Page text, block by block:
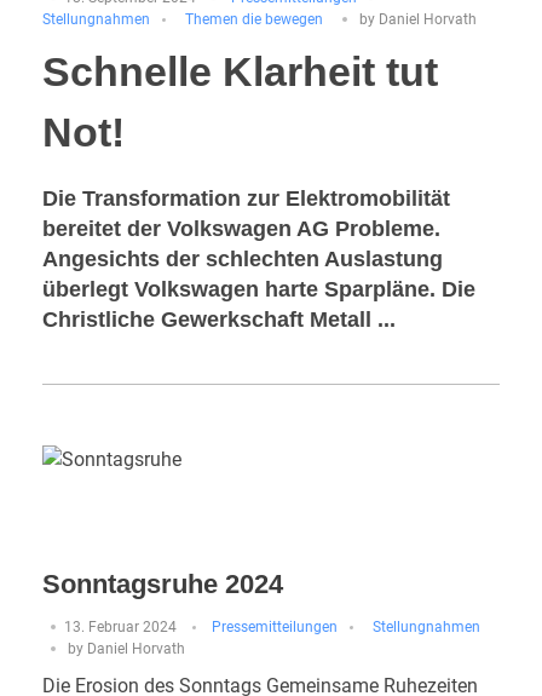
Stellungnahmen
Themen die bewegen by Daniel Horvath
Schnelle Klarheit tut
Not!
Die Transformation zur Elektromobilität
bereitet der Volkswagen AG Probleme.
Angesichts der schlechten Auslastung
überlegt Volkswagen harte Sparpläne. Die
Christliche Gewerkschaft Metall ...
Sonntagsruhe 2024
13. Februar 2024 Pressemitteilungen
Stellungnahmen
by Daniel Horvath
Die Erosion des Sonntags Gemeinsame Ruhezeiten